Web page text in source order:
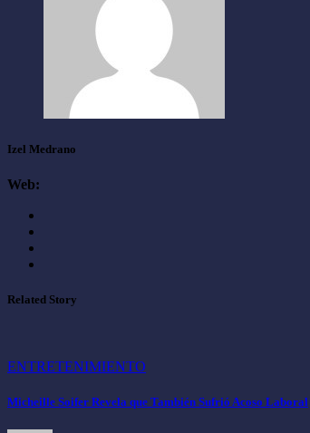
Izel Medrano
Web:
Related Story
ENTRETENIMIENTO
Micheille Soifer Revela que También Sufrió Acoso Laboral